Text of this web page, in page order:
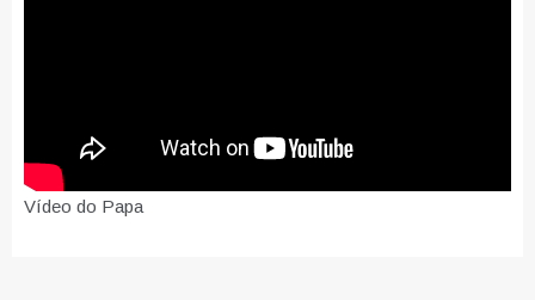
Vídeo do Papa